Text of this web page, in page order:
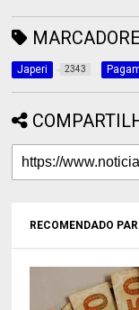
Japeri 2343
RECOMENDADO